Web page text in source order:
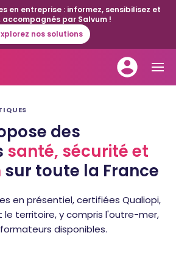
en entreprise : informez, sensibilisez et
accompagnés par Salvum !
nos solutions
des
santé, sécurité et
sur toute la France
en présentiel, certifiées Qualiopi,
le territoire, y compris l'outre-mer,
disponibles.